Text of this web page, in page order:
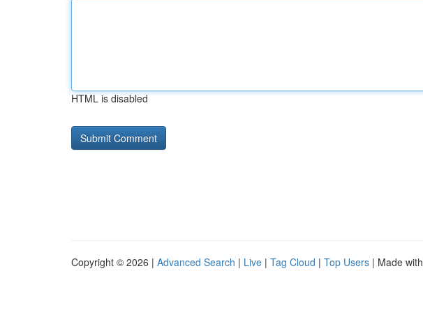
HTML is disabled
Copyright © 2026 | Advanced Search | Live | Tag Cloud | Top Users | Made with